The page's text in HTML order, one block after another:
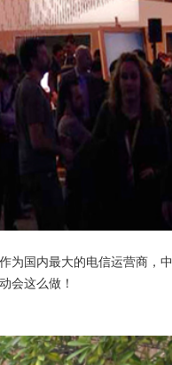
为国内最大的电信运营商，中
会这么做！